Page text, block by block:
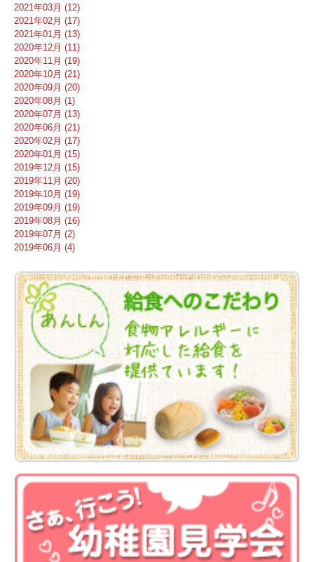
2021年03月 (12)
2021年02月 (17)
2021年01月 (13)
2020年12月 (11)
2020年11月 (19)
2020年10月 (21)
2020年09月 (20)
2020年08月 (1)
2020年07月 (13)
2020年06月 (21)
2020年02月 (17)
2020年01月 (15)
2019年12月 (15)
2019年11月 (20)
2019年10月 (19)
2019年09月 (19)
2019年08月 (16)
2019年07月 (2)
2019年06月 (4)